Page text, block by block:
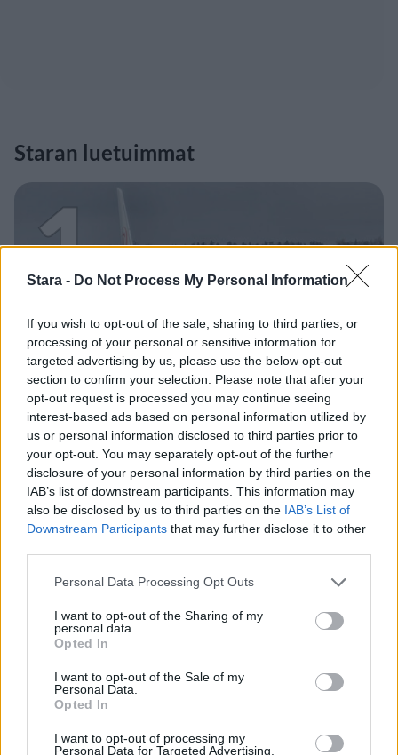
Stara - Do Not Process My Personal Information
If you wish to opt-out of the sale, sharing to third parties, or
processing of your personal or sensitive information for
targeted advertising by us, please use the below opt-out
section to confirm your selection. Please note that after your
opt-out request is processed you may continue seeing
interest-based ads based on personal information utilized by
us or personal information disclosed to third parties prior to
your opt-out. You may separately opt-out of the further
disclosure of your personal information by third parties on the
IAB’s list of downstream participants. This information may
also be disclosed by us to third parties on the IAB’s List of
Downstream Participants that may further disclose it to other
Personal Data Processing Opt Outs
I want to opt-out of the Sharing of my
personal data.
Opted In
I want to opt-out of the Sale of my
Personal Data.
Opted In
I want to opt-out of processing my
Personal Data for Targeted Advertising.
Staran luetuimmat
1
MATKAILU
Maailman eniten matkustaneet
valitsivat suosikkikohteensa –
yllättävä voittaja
2
UUTISET
F/A-18 Hornet jyrähtää ylilennolle